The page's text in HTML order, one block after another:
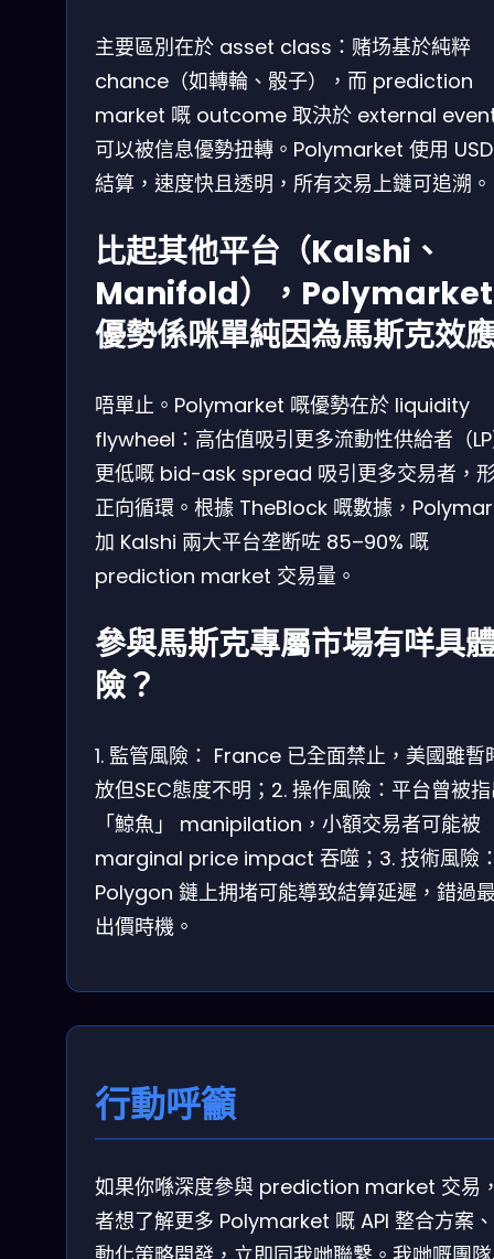
主要區別在於 asset class：赌场基於純粹
chance（如轉輪、骰子），而 prediction
market 嘅 outcome 取決於 external
可以被信息優勢扭轉。Polymarket 使用
結算，速度快且透明，所有交易上鏈可追溯。
比起其他平台（Kalshi、
Manifold），Polymarket
優勢係咪單純因為馬斯克效
唔單止。Polymarket 嘅優勢在於 liquidity
flywheel：高估值吸引更多流動性供給者（
更低嘅 bid-ask spread 吸引更多交易者，
正向循環。根據 TheBlock 嘅數據，
加 Kalshi 兩大平台垄断咗 85–90% 嘅
prediction market 交易量。
參與馬斯克專屬市場有咩具
險？
1. 監管風險： France 已全面禁止，美國雖暫
放但SEC態度不明；2. 操作風險：平台曾被
「鯨魚」 manipilation，小額交易者可能被
marginal price impact 吞噬；3. 技術風險
Polygon 鏈上拥堵可能導致結算延遲，錯過
出價時機。
行動呼籲
如果你喺深度參與 prediction market 交易
者想了解更多 Polymarket 嘅 API 整合方案